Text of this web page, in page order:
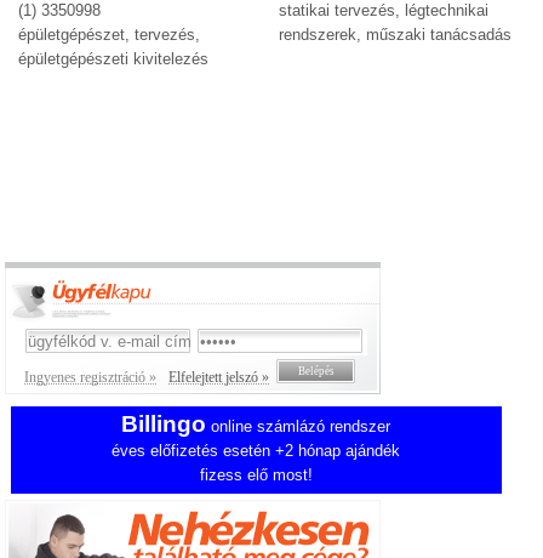
(1) 3350998
épületgépészet, tervezés,
épületgépészeti kivitelezés
statikai tervezés, légtechnikai
rendszerek, műszaki tanácsadás
Ingyenes regisztráció » Elfelejtett jelszó »
Billingo online számlázó rendszer
éves előfizetés esetén +2 hónap ajándék
fizess elő most!